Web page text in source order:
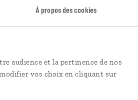
À propos des cookies
audience et la pertinence de nos
vos choix en cliquant sur